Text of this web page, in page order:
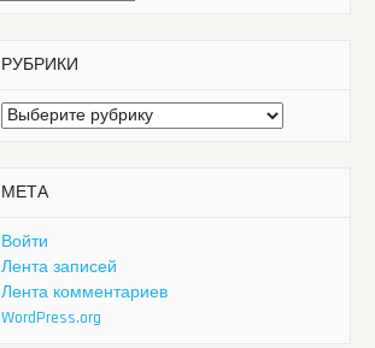
РУБРИКИ
Рубрики
МЕТА
Войти
Лента записей
Лента комментариев
WordPress.org